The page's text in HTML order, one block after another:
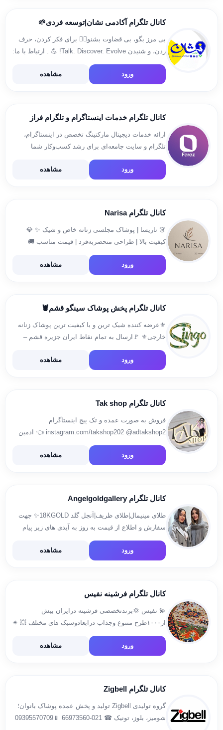
کانال تلگرام آکادمی نشان|توسعه فردی🌱
بی مرز بگو، بی قضاوت بشنو👂🏻 برای فکر کردن، حرف
زدن، و شنیدن Talk. Discover. Evolve! 💪 . ارتباط با ما:
@Poshtiban_neshaan اینستاگرام مون رو هم داشته
ورود مشاهده
کانال تلگرام خدمات اینستاگرام و تلگرام فراز
ارائه خدمات دیجیتال مارکتینگ تخصص در اینستاگرام،
تلگرام و سایت جامعه‌ای برای رشد کسب‌وکار شما
ورود مشاهده
کانال تلگرام Narisa
👗 ناریسا | پوشاک مجلسی زنانه خاص و شیک ✨ 💎
کیفیت بالا | طراحی منحصربه‌فرد | قیمت مناسب 🚚
ارسال سریع به سراسر ایران 🔜 به‌زودی در دیجیکالا! 📢
📩 ثبت سفارش و مشاوره: […]
ورود مشاهده
کانال تلگرام پخش پوشاک سینگو قشم🦞
⚜️عرضه کننده شیک ترین و با کیفیت ترین پوشاک زنانه
خارجی⚜️ 🚩ارسال به تمام نقاط ایران جزیره قشم –
ورود مشاهده
کانال تلگرام Tak shop
فروش به صورت عمده و تک پیج اینستاگرام
instagram.com/takshop202 @adtakshop2 👈 ادمین
ورود مشاهده
کانال تلگرام Angelgoldgallery
طلای مینیمال|طلای ظریف|آنجل گلد 18KGOLD✨ جهت
سفارش و اطلاع از قیمت به روز به آیدی های زیر پیام
09128462137 09932688722 اینستاگرام ما:
ورود مشاهده
کانال تلگرام فرشینه نفیس
💫 نفیس 💢برندتخصصی فرشینه درایران بیش
از۱۰۰۰طرح متنوع وجذاب درابعادوسبک های مختلف 💥 ✴
shik.homeeeورود مشاهده
کانال تلگرام Zigbell
گروه تولیدی Zigbell تولید و پخش عمده پوشاک بانوان؛
شومیز، بلوز، تونیک ☎ 021-66973560 📱09395570709